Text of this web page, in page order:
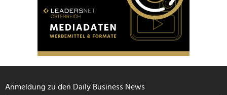
Anmeldung zu den Daily Business News